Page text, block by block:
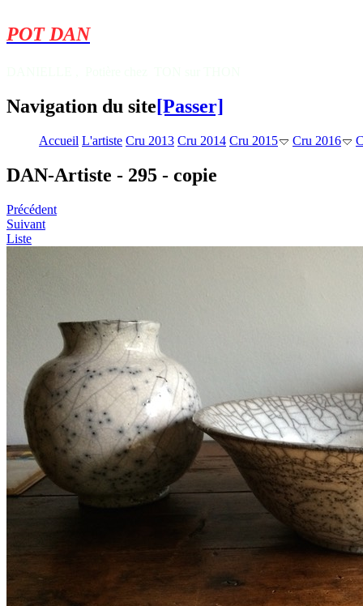
POT DAN
Navigation du site[Passer]
Accueil L'artiste Cru 2013 Cru 2014 Cru 2015 Cru 2016
DAN-Artiste - 295 - copie
Précédent
Suivant
Liste